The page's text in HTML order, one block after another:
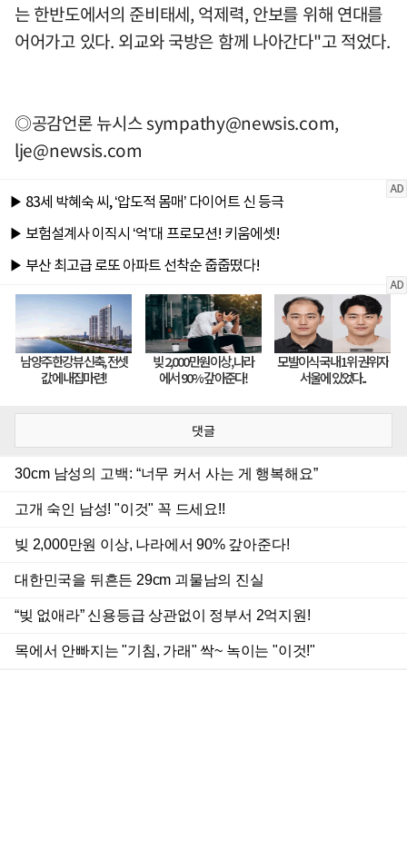
는 한반도에서의 준비태세, 억제력, 안보를 위해 연대를
어어가고 있다. 외교와 국방은 함께 나아간다"고 적었다.
◎공감언론 뉴시스sympathy@newsis.com,
lje@newsis.com
댓글